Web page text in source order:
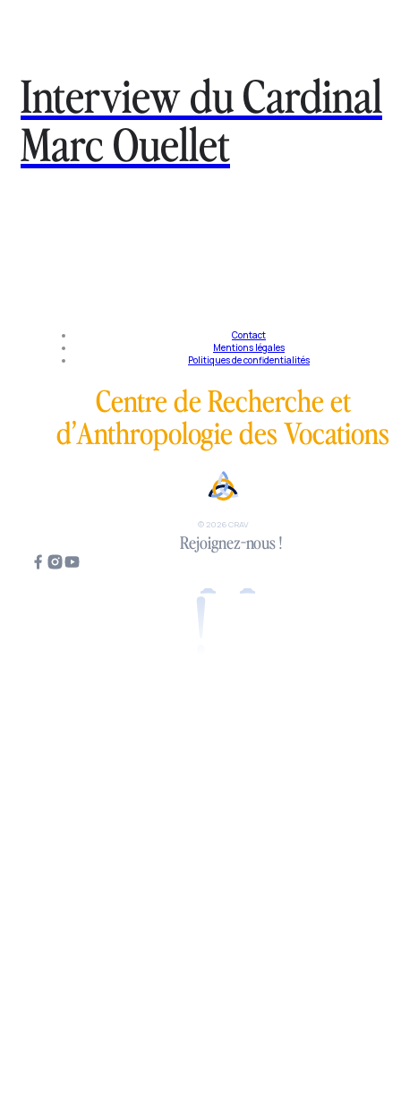
Interview du Cardinal
Marc Ouellet
Contact
Mentions légales
Politiques de confidentialités
Centre de Recherche et
d’Anthropologie des Vocations
© 2026 CRAV
Rejoignez-nous !
Tous appelés
!